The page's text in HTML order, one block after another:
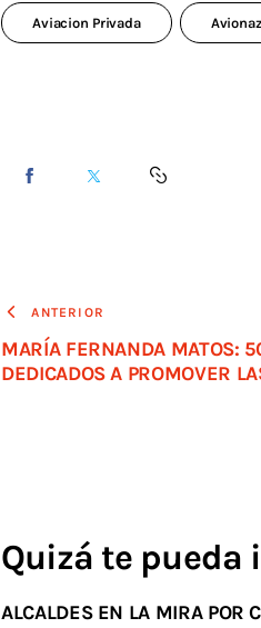
Aviacion Privada
ANTERIOR
MARÍA FERNANDA MATOS:
DEDICADOS A PROMOVER
Quizá te pueda
ALCALDES EN LA MIRA POR